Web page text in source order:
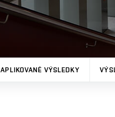
APLIKOVANÉ VÝSLEDKY